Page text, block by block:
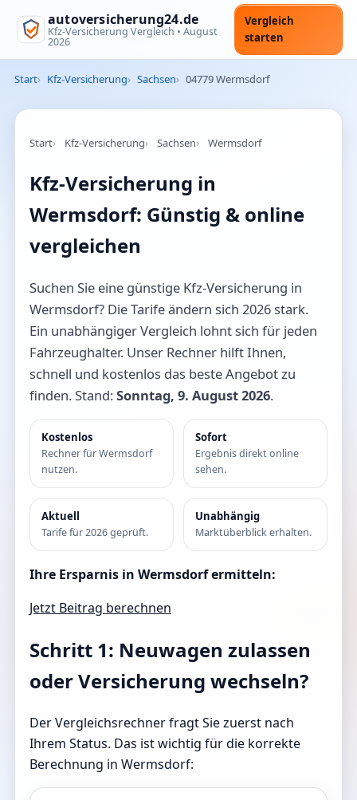
autoversicherung24.de
Kfz-Versicherung Vergleich • August
2026
Vergleich
starten
Start Kfz-Versicherung Sachsen 04779 Wermsdorf
Start Kfz-Versicherung Sachsen Wermsdorf
Kfz-Versicherung in
Wermsdorf: Günstig & online
vergleichen
Suchen Sie eine günstige Kfz-Versicherung in
Wermsdorf? Die Tarife ändern sich 2026 stark.
Ein unabhängiger Vergleich lohnt sich für jeden
Fahrzeughalter. Unser Rechner hilft Ihnen,
schnell und kostenlos das beste Angebot zu
finden. Stand:Sonntag, 9. August 2026.
Kostenlos
Rechner für Wermsdorf
nutzen.
Sofort
Ergebnis direkt online
sehen.
Aktuell
Tarife für 2026 geprüft.
Unabhängig
Marktüberblick erhalten.
Ihre Ersparnis in Wermsdorf ermitteln:
Jetzt Beitrag berechnen
Schritt 1: Neuwagen zulassen
oder Versicherung wechseln?
Der Vergleichsrechner fragt Sie zuerst nach
Ihrem Status. Das ist wichtig für die korrekte
Berechnung in Wermsdorf: